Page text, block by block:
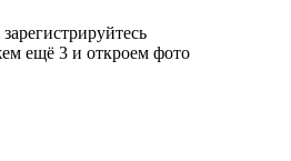
ещё 3 и откроем фото